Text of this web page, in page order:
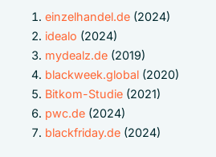
einzelhandel.de (2024)
idealo (2024)
mydealz.de (2019)
blackweek.global (2020)
Bitkom-Studie (2021)
pwc.de (2024)
blackfriday.de (2024)